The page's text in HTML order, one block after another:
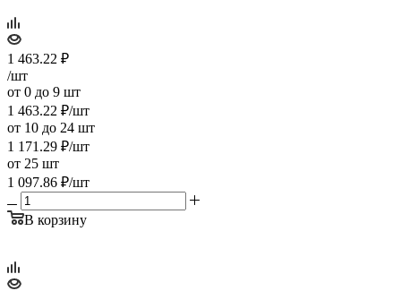
1 463.22 ₽
/шт
от 0 до 9 шт
1 463.22 ₽/шт
от 10 до 24 шт
1 171.29 ₽/шт
от 25 шт
1 097.86 ₽/шт
В корзину